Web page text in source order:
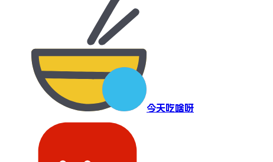
今天吃啥呀